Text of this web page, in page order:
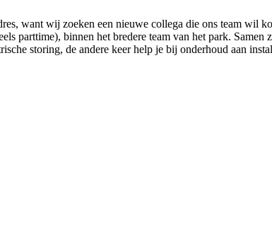
want wij zoeken een nieuwe collega die ons team wil
parttime), binnen het bredere team van het park. Samen
storing, de andere keer help je bij onderhoud aan